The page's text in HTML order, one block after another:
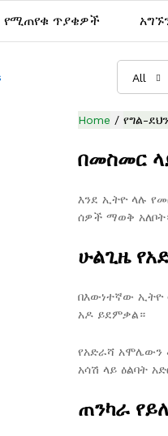
የሚጠየቁ ጥያቄዎች
All
Home / የግል-
በመስመር
እንደ ኢትዮ ላሉ
ሰዎች ማወቅ
ሁልጊዜ
በእውነተኛው ኢትዮ
አዶ ይደምቃል።
የአድራሻ አሞሌውን
አሳሽ ላይ ዕልባት
ጠንካራ